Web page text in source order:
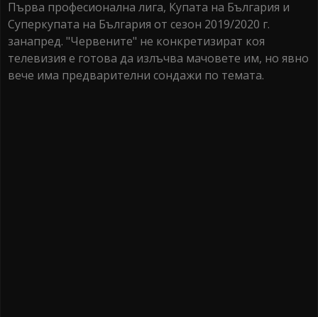
Първа професионална лига, Купата на България и
Суперкупата на България от сезон 2019/2020 г.
занапред. "Червените" не конкретизират коя
телевизия е готова да излъчва мачовете им, но явно
вече има предварителни сондажи по темата.